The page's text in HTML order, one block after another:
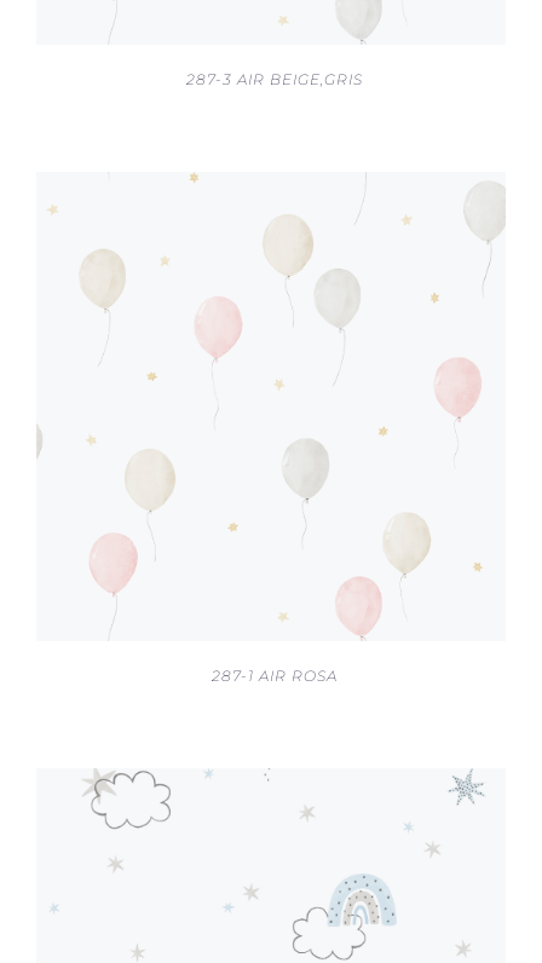
287-3 AIR BEIGE,GRIS
287-1 AIR ROSA